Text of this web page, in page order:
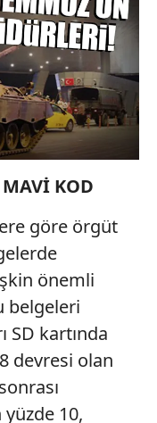
KOD
göre örgüt
önemli
belgeleri
SD kartında
devresi olan
10,